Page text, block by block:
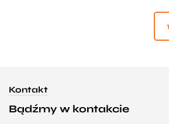
1
Kontakt
Bądźmy w kontakcie